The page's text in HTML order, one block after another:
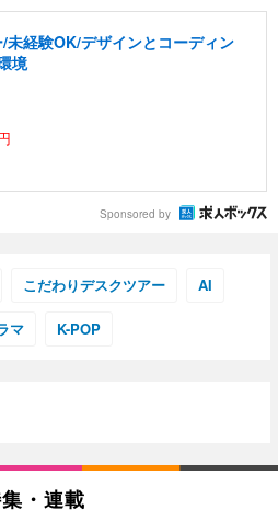
未経験OK/デザインとコーディン
境
Sponsored by
こだわりデスクツアー AI
マ K-POP
・連載